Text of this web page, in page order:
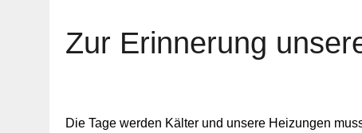
AUGUST 5, 2026 KAFFEE UND KUCHEN AM 09.08.2026
AUGUST 5, 2026 EINLADUNG ZUM TAG DER OFFENEN
Zur Erinnerung
Die Tage werden Kälter und unsere Heizungen